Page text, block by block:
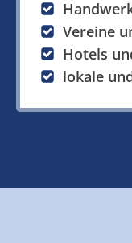
Vereine
Hotels
lokale